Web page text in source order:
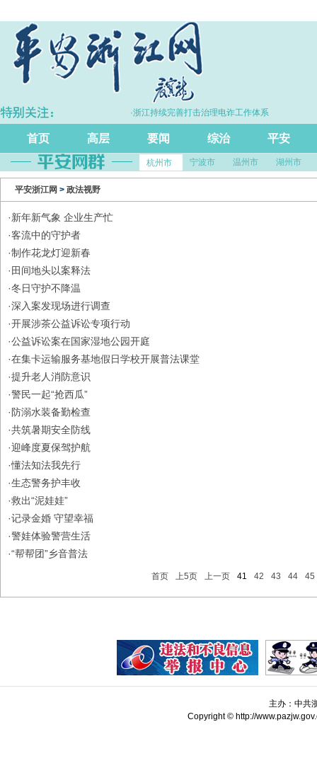
长5.7% ·浙江持续完善打击治理电诈工作体系
首页 高层 要闻 综治 平安
杭州市 宁波市 温州市 湖州市
平安浙江网 > 政法视野
·新年新气象 企业生产忙
·客流中的守护者
·制作花龙灯迎新春
· 田间地头以案释法
·冬日守护不降温
·深入案发现场进行调查
·开展涉茶公益诉讼专项行动
·公益诉讼案在国家湿地公园开庭
·在集卡运输服务基地假日学校开展普法课堂
·提升老人消防意识
·警民一起“抢西瓜”
·防溺水装备勤检查
·共筑暑期安全防线
·迎峰度夏保驾护航
·懂法知法我先行
·生态警务护丰收
·救出“泥娃娃”
·记录金婚 守望幸福
·警娃体验警营生活
·“帮帮团”乡音普法
首页 上5页 上一页 41 42 43 44 45
主办：中共
Copyright © http://